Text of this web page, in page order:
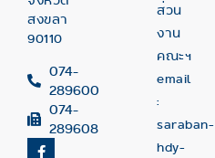
สงขลา
90110
074-
289600
074-
289608
ส่วน
งาน
คณะฯ
email
:
saraban-
hdy-